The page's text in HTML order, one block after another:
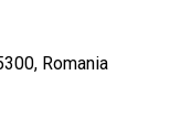
Romania